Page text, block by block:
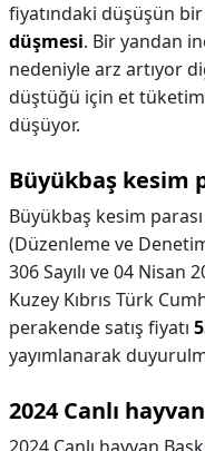
fiyatındaki düşüşün
düşmesi. Bir yandan
nedeniyle arz artıyor
düştüğü için et
düşüyor.
Büyükbaş kesim
Büyükbaş kesim
(Düzenleme ve
306 Sayılı ve 04
Kuzey Kıbrıs Türk
perakende satış fiyatı
yayımlanarak
2024 Canlı